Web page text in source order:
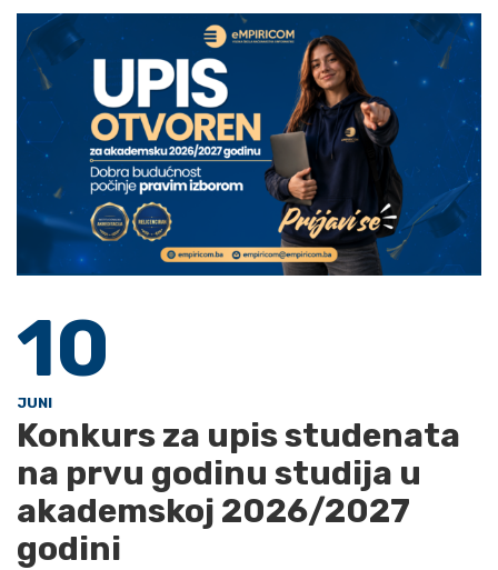
10
JUNI
Konkurs za upis studenata
na prvu godinu studija u
akademskoj 2026/2027
godini